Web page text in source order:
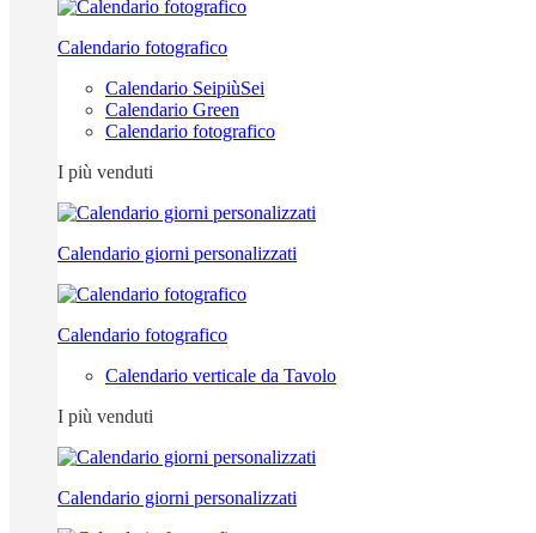
Calendario fotografico
Calendario SeipiùSei
Calendario Green
Calendario fotografico
I più venduti
Calendario giorni personalizzati
Calendario fotografico
Calendario verticale da Tavolo
I più venduti
Calendario giorni personalizzati